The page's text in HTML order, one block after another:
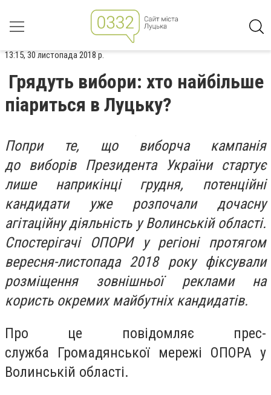
13:15, 30 листопада 2018 р.
Грядуть вибори: хто найбільше
піариться в Луцьку?
Попри те, що виборча кампанія
до виборів Президента України стартує
лише наприкінці грудня, потенційні
кандидати уже розпочали дочасну
агітаційну діяльність у Волинській області.
Спостерігачі ОПОРИ у регіоні протягом
вересня-листопада 2018 року фіксували
розміщення зовнішньої реклами на
користь окремих майбутніх кандидатів.
Про це повідомляє прес-
служба Громадянської мережі ОПОРА у
Волинській області.